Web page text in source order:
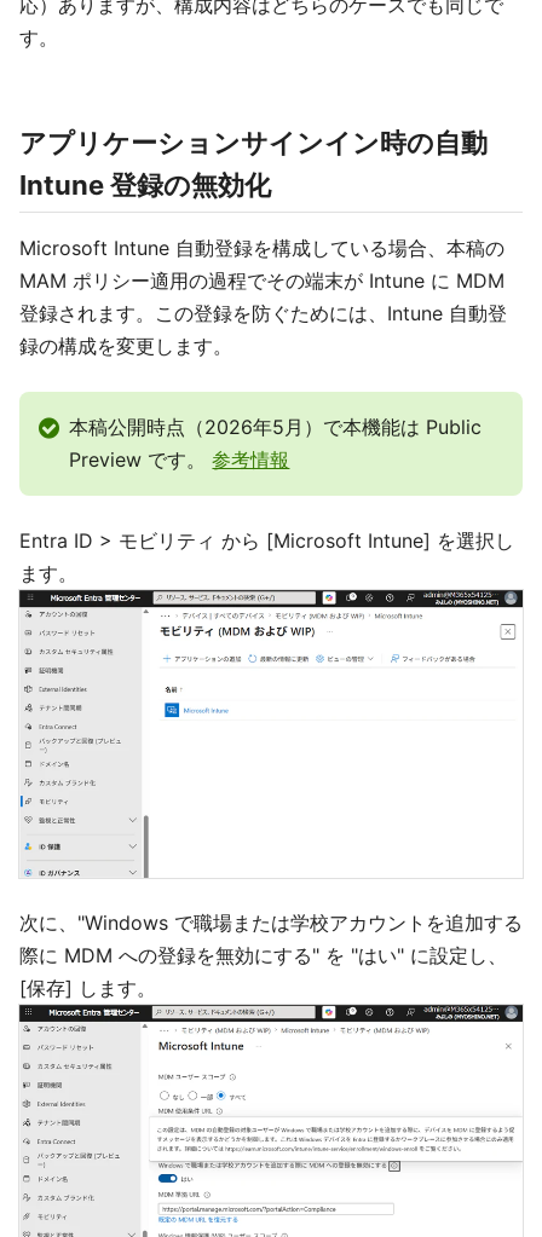
応）ありますが、構成内容はどちらのケースでも同じで
す。
アプリケーションサインイン時の自動
Intune 登録の無効化
Microsoft Intune 自動登録を構成している場合、本稿の
MAM ポリシー適用の過程でその端末が Intune に MDM
登録されます。この登録を防ぐためには、Intune 自動登
録の構成を変更します。
本稿公開時点（2026年5月）で本機能は Public
Preview です。参考情報
Entra ID > モビリティ から [Microsoft Intune] を選択し
ます。
次に、"Windows で職場または学校アカウントを追加する
際に MDM への登録を無効にする" を "はい" に設定し、
[保存] します。